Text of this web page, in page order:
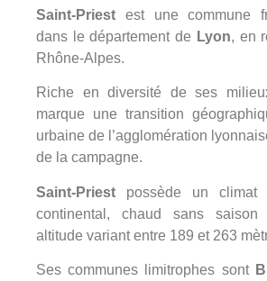
Saint-Priest est une commune
dans le département de Lyon, en
Rhône-Alpes.
Riche en diversité de ses
marque une transition
urbaine de l’agglomération
de la campagne.
Saint-Priest possède un climat
continental, chaud sans
altitude variant entre 189 et 263
Ses communes limitrophes sont